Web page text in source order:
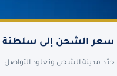
سعر الشحن إلى سلطنة
حدّد مدينة الشحن ونعاود التواصل